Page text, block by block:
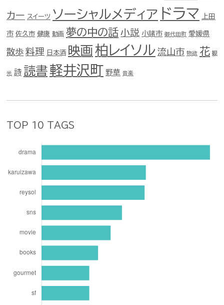
カー スイーツ ソーシャルメディア ドラマ 上田
市 佐久市 健康 動画 夢の中の話 小説 小諸市 御代田町 愛媛県
散歩 料理 日本酒 映画 柏レイソル 流山市 物欲 花 観
光 詩 読書軽井沢町 野草 音楽
TOP 10 TAGS